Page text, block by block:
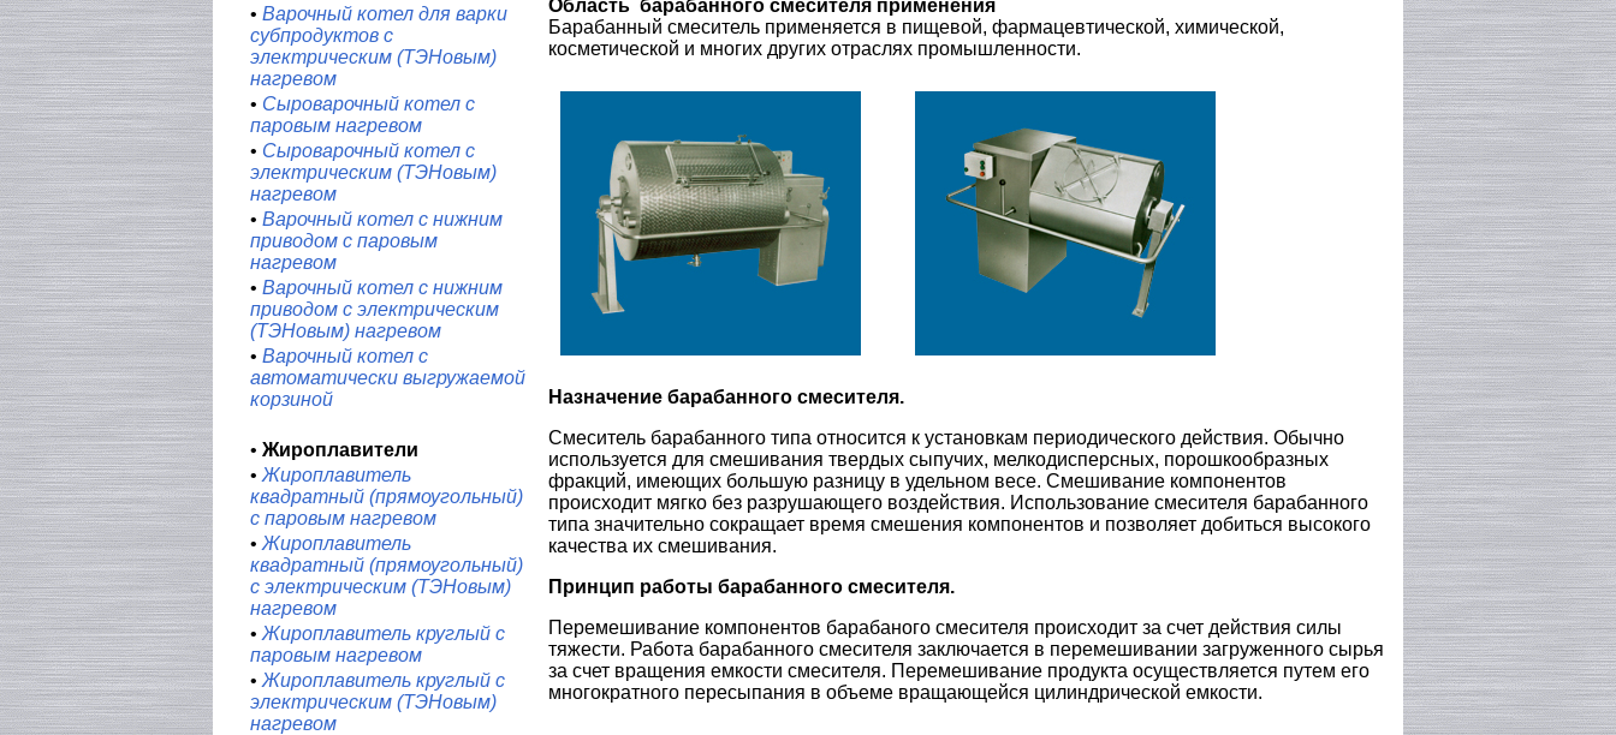
• Варочный котел для варки
субпродуктов с
электрическим (ТЭНовым)
нагревом
• Сыроварочный котел с
паровым нагревом
• Сыроварочный котел с
электрическим (ТЭНовым)
нагревом
• Варочный котел с нижним
приводом с паровым
нагревом
• Варочный котел с нижним
приводом с электрическим
(ТЭНовым) нагревом
• Варочный котел с
автоматически выгружаемой
корзиной
• Жироплавители
• Жироплавитель
квадратный (прямоугольный)
с паровым нагревом
• Жироплавитель
квадратный (прямоугольный)
с электрическим (ТЭНовым)
нагревом
• Жироплавитель круглый с
паровым нагревом
• Жироплавитель круглый с
электрическим (ТЭНовым)
нагревом
Область барабанного смесителя применения
Барабанный смеситель применяется в пищевой, фармацевтической, химической,
косметической и многих других отраслях промышленности.
Назначение барабанного смесителя.
Смеситель барабанного типа относится к установкам периодического действия. Обычно
используется для смешивания твердых сыпучих, мелкодисперсных, порошкообразных
фракций, имеющих большую разницу в удельном весе. Смешивание компонентов
происходит мягко без разрушающего воздействия. Использование смесителя барабанного
типа значительно сокращает время смешения компонентов и позволяет добиться высокого
качества их смешивания.
Принцип работы барабанного смесителя.
Перемешивание компонентов барабаного смесителя происходит за счет действия силы
тяжести. Работа барабанного смесителя заключается в перемешивании загруженного сырья
за счет вращения емкости смесителя. Перемешивание продукта осуществляется путем его
многократного пересыпания в объеме вращающейся цилиндрической емкости.